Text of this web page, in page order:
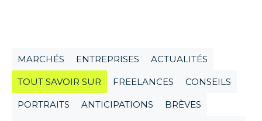
MARCHÉS ENTREPRISES ACTUALITÉS
TOUT SAVOIR SUR FREELANCES CONSEILS
PORTRAITS ANTICIPATIONS BRÈVES